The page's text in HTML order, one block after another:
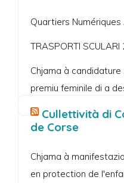
Quartiers
TRASPORTI
Chjama à candidature
premiu feminile di a
Cullettività di
de Corse
Chjama à
en protection de